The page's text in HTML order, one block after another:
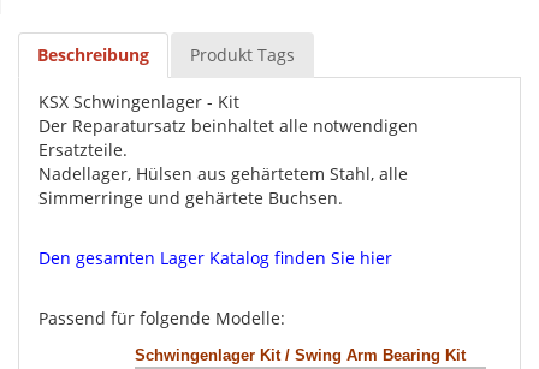
Beschreibung Produkt Tags
KSX Schwingenlager - Kit
Der Reparatursatz beinhaltet alle notwendigen
Ersatzteile.
Nadellager, Hülsen aus gehärtetem Stahl, alle
Simmerringe und gehärtete Buchsen.
Den gesamten Lager Katalog finden Sie hier
Passend für folgende Modelle:
Schwingenlager Kit / Swing Arm Bearing Kit